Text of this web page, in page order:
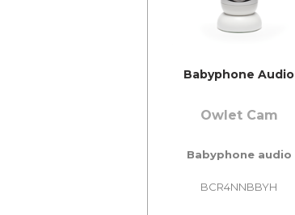
Babyphone Audio
Owlet Cam
Babyphone audio
BCR4NNBBYH